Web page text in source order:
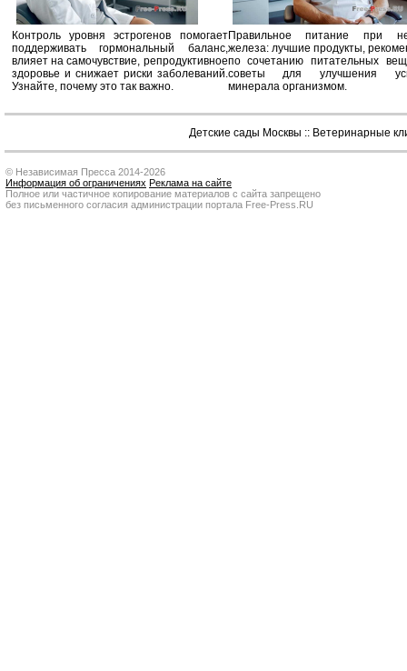
Контроль уровня эстрогенов помогает
поддерживать гормональный баланс,
влияет на самочувствие, репродуктивное
здоровье и снижает риски заболеваний.
Узнайте, почему это так важно.
Правильное питание при
железа: лучшие продукты,
по сочетанию питательных
советы для улучшения
минерала организмом.
Детские сады Москвы :: Ветеринарные
© Независимая Пресса 2014-2026
Информация об ограничениях Реклама на сайте
Полное или частичное копирование материалов с сайта запрещено
без письменного согласия администрации портала Free-Press.RU